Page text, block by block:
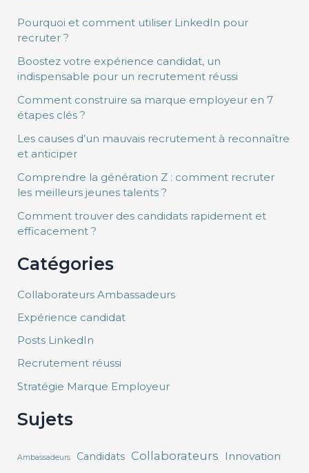
Pourquoi et comment utiliser LinkedIn pour
recruter ?
Boostez votre expérience candidat, un
indispensable pour un recrutement réussi
Comment construire sa marque employeur en 7
étapes clés ?
Les causes d’un mauvais recrutement à reconnaître
et anticiper
Comprendre la génération Z : comment recruter
les meilleurs jeunes talents ?
Comment trouver des candidats rapidement et
efficacement ?
Catégories
Collaborateurs Ambassadeurs
Expérience candidat
Posts LinkedIn
Recrutement réussi
Stratégie Marque Employeur
Sujets
Ambassadeurs Candidats Collaborateurs Innovation